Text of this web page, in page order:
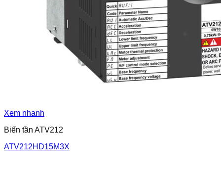
Xem nhanh
Biến tần ATV212
ATV212HD15M3X